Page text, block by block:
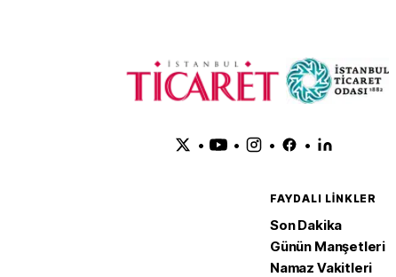
• • • •
FAYDALI LINKLER
Son Dakika
Günün Manşetleri
Namaz Vakitleri